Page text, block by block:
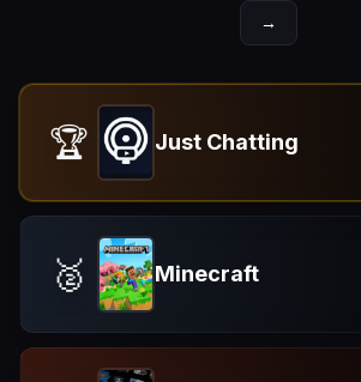
→
🏆 Just Chatting
🥈 Minecraft